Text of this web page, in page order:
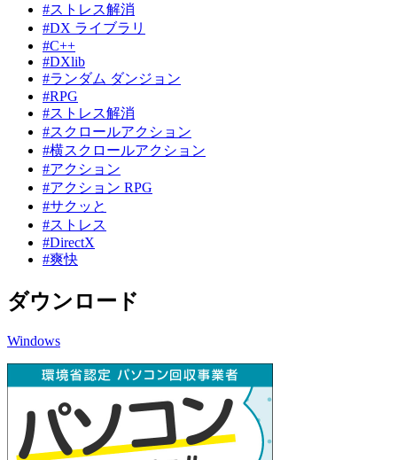
#ストレス解消
#DX ライブラリ
#C++
#DXlib
#ランダム ダンジョン
#RPG
#ストレス解消
#スクロールアクション
#横スクロールアクション
#アクション
#アクション RPG
#サクッと
#ストレス
#DirectX
#爽快
ダウンロード
Windows